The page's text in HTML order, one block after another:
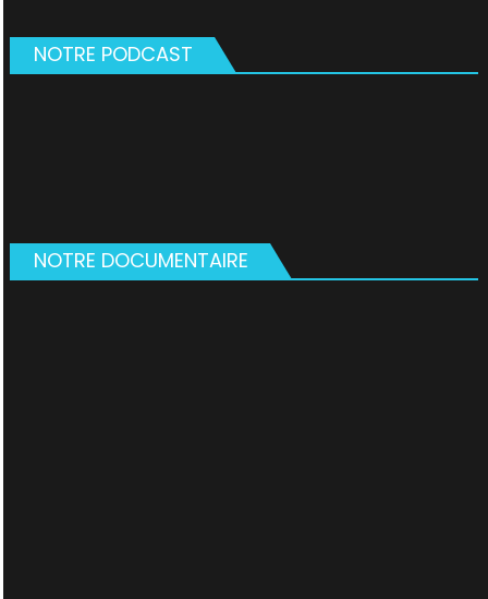
NOTRE PODCAST
NOTRE DOCUMENTAIRE